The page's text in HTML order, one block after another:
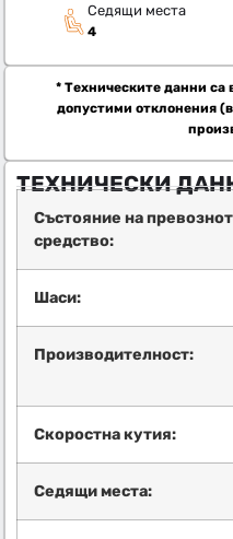
Седящи места
4
* Техническите данни са
допустими отклонения
ТЕХНИЧЕСКИ
Състояние на
средство:
Шаси:
Производителност:
Скоростна кутия:
Седящи места: